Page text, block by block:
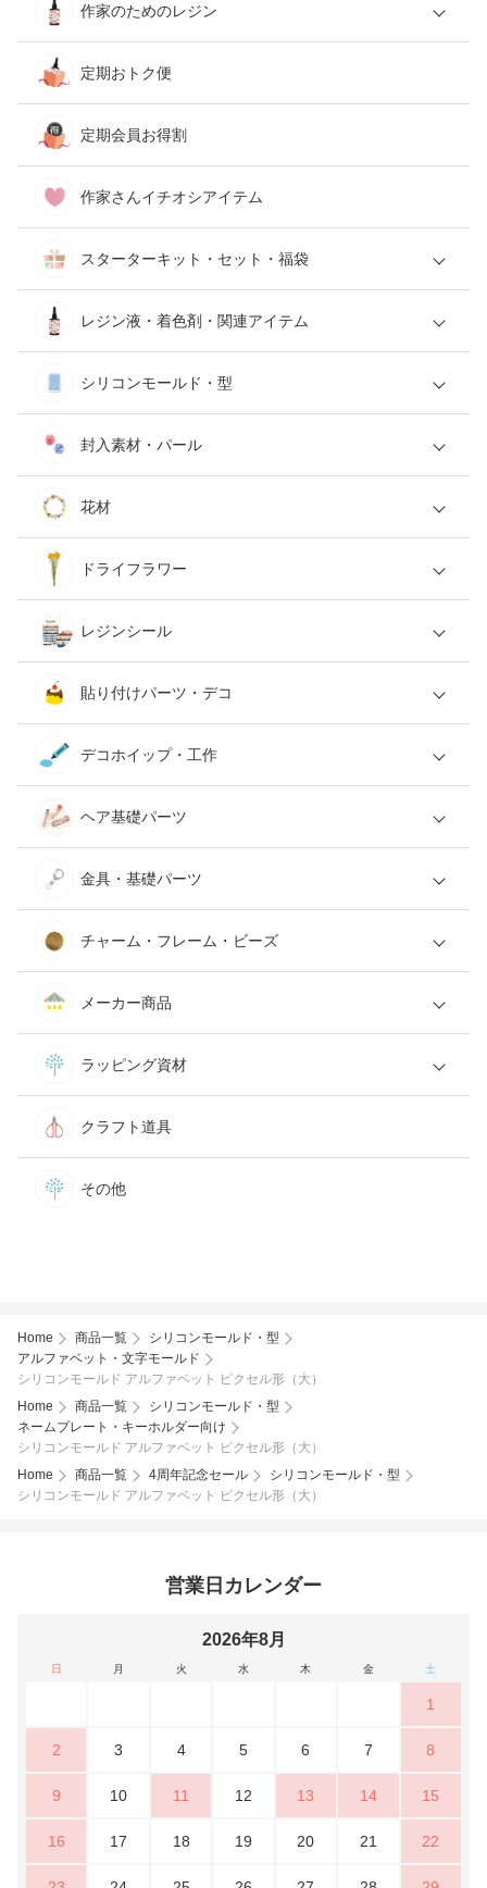
作家のためのレジン
定期おトク便
定期会員お得割
作家さんイチオシアイテム
スターターキット・セット・福袋
レジン液・着色剤・関連アイテム
シリコンモールド・型
封入素材・パール
花材
ドライフラワー
レジンシール
貼り付けパーツ・デコ
デコホイップ・工作
ヘア基礎パーツ
金具・基礎パーツ
チャーム・フレーム・ビーズ
メーカー商品
ラッピング資材
クラフト道具
その他
Home 商品一覧
シリコンモールド・型
アルファベット・文字モールド
シリコンモールド アルファベット ピクセル形（大）
Home
商品一覧
シリコンモールド・型
ネームプレート・キーホルダー向け
シリコンモールド アルファベット ピクセル形（大）
Home
商品一覧 4周年記念セール
シリコンモールド・型
シリコンモールド アルファベット ピクセル形（大）
営業日カレンダー
2026年8月
日 月 火 水 木 金 土
1
2 3 4 5 6 7 8
9 10 11 12 13 14 15
16 17 18 19 20 21 22